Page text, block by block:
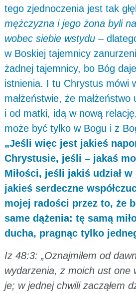
tego zjednoczenia jest tak
mężczyzna i jego żona byli
wobec siebie wstydu–
w Boskiej tajemnicy
żadnej tajemnicy, bo Bóg
istnienia. I tu Chrystus mówi
małżeństwie, że
i od matki, idą w nową
może być tylko w Bogu i z
„Jeśli więc jest jakieś
Chrystusie, jeśli – jakaś
Miłości, jeśli jakiś udział
jakieś serdeczne
mojej radości przez to, że
same dążenia: tę samą
ducha, pragnąc tylko
Iz 48:3: „Oznajmiłem od
wydarzenia, z moich ust one
je; w jednej chwili zacząłem